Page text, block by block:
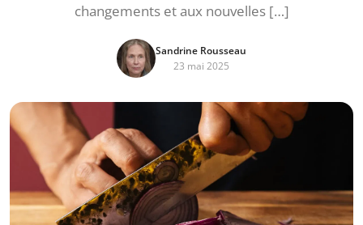
changements et aux nouvelles […]
Sandrine Rousseau
23 mai 2025